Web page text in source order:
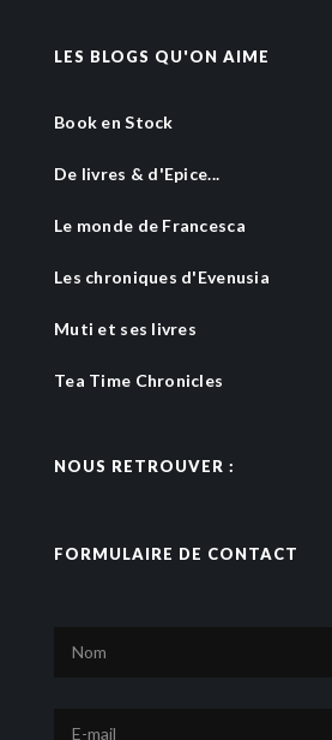
LES BLOGS QU'ON AIME
Book en Stock
De livres & d'Epice...
Le monde de Francesca
Les chroniques d'Evenusia
Muti et ses livres
Tea Time Chronicles
NOUS RETROUVER :
FORMULAIRE DE CONTACT